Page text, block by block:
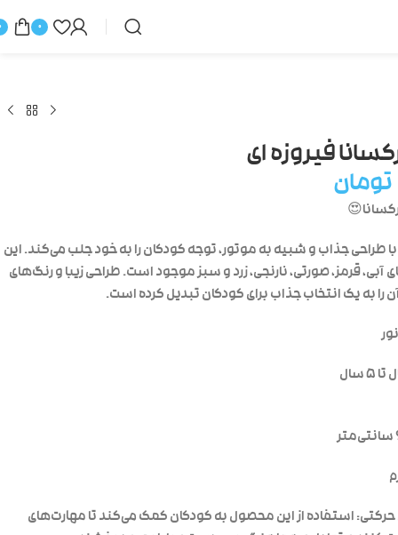
0
فیروزه ای
تومان
طراحی جذاب و شبیه به موتور، توجه کودکان را به خود جلب می‌کند. این
قرمز، صورتی، نارنجی، زرد و سبز موجود است. طراحی زیبا و رنگ‌های
را به یک انتخاب جذاب برای کودکان تبدیل کرده است.
استفاده از این محصول به کودکان کمک می‌کند تا مهارت‌های